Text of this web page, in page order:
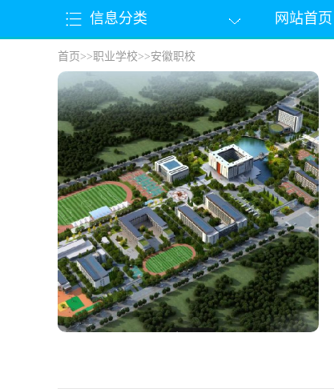
信息分类 网站首页
首页 >>职业学校>>安徽职校